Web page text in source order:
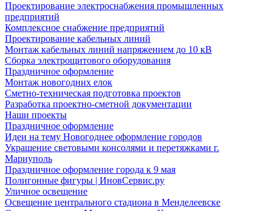
Проектирование электроснабжения промышленных
предприятий
Комплексное снабжение предприятий
Проектирование кабельных линий
Монтаж кабельных линий напряжением до 10 кВ
Сборка электрощитового оборудования
Праздничное оформление
Монтаж новогодних елок
Сметно-техническая подготовка проектов
Разработка проектно-сметной документации
Наши проекты
Праздничное оформление
Идеи на тему Новогоднее оформление городов
Украшение световыми консолями и перетяжками г.
Мариуполь
Праздничное оформление города к 9 мая
Полигонные фигуры | ИновСервис.ру
Уличное освещение
Освещение центрального стадиона в Менделеевске